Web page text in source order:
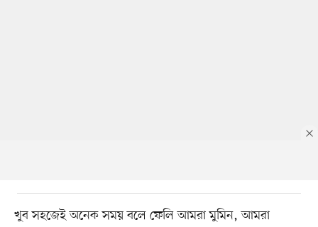
খুব সহজেই অনেক সময় বলে ফেলি আমরা মুমিন, আমরা